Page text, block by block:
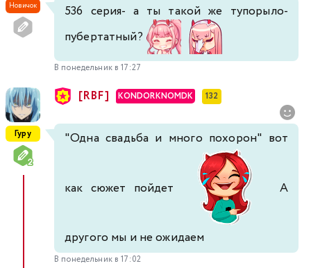
Новичок
536 серия- а ты такой же тупорыло-
пубертатный?
В понедельник в 17:27
Гуру
[RBF] KONDORKNOMDK 132
"Одна свадьба и много похорон" вот
как сюжет пойдет А
другого мы и не ожидаем
В понедельник в 17:02